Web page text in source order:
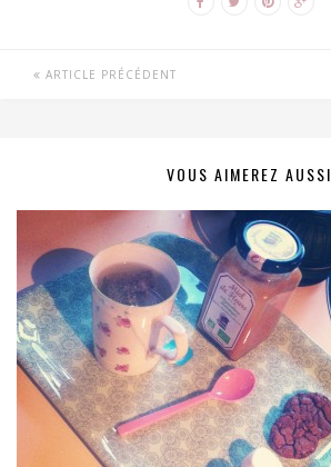
ARTICLE PRÉCÉDENT
VOUS AIMEREZ AUSSI